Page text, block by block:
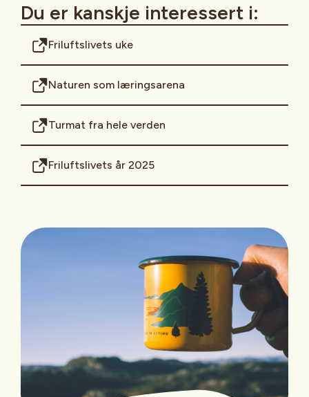
Du er kanskje interessert i:
Friluftslivets uke
Naturen som læringsarena
Turmat fra hele verden
Friluftslivets år 2025